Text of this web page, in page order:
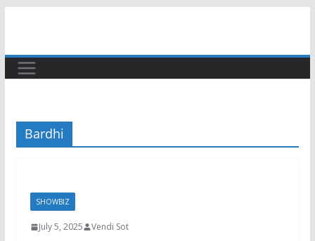
content
Bardhi
SHOWBIZ
July 5, 2025 Vendi Sot